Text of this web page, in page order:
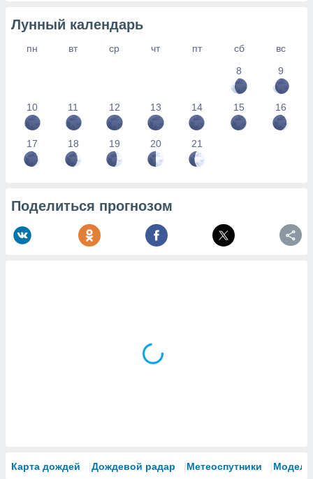
Лунный календарь
пн вт ср чт пт сб
вс
8
9
10 11 12 13 14 15 16
17 18 19 20 21
Поделиться прогнозом
Карта дождей Дождевой радар Метеоспутники Модели